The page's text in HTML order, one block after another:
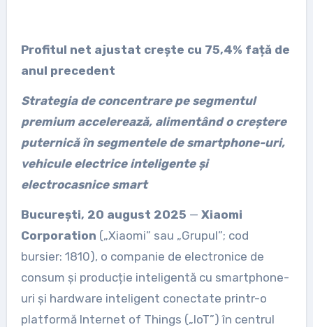
Profitul net ajustat crește cu 75,4% față de
anul precedent
Strategia de concentrare pe segmentul
premium accelerează, alimentând o creștere
puternică în segmentele de smartphone-uri,
vehicule electrice inteligente și
electrocasnice smart
București, 20 august 2025 — Xiaomi
Corporation („Xiaomi” sau „Grupul”; cod
bursier: 1810), o companie de electronice de
consum și producție inteligentă cu smartphone-
uri și hardware inteligent conectate printr-o
platformă Internet of Things („IoT”) în centrul